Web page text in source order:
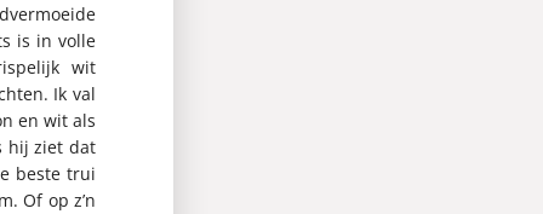
is in volle
wit
Ik val
en wit als
hij ziet dat
beste trui
Of op z’n